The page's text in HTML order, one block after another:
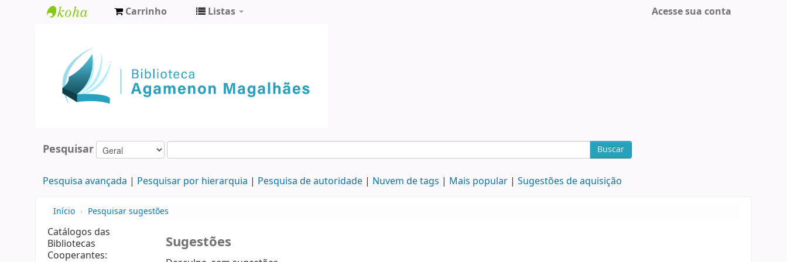
Agamenon
Magalhães
Carrinho Listas Acesse sua conta
Pesquisar Buscar
Pesquisa avançada Pesquisar por hierarquia Pesquisa de autoridade Nuvem de tags Mais popular Sugestões de aquisição
Início › Pesquisar sugestões
Catálogos das
Bibliotecas
Cooperantes:
Sugestões